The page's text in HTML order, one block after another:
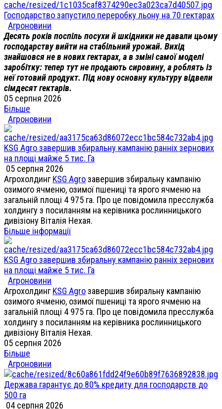
Господарство запустило переробку льону на 70 гектарах
Агроновини
Десять років поспіль посухи й шкідники не давали цьому
господарству вийти на стабільний урожай. Вихід
знайшовся не в нових гектарах, а в зміні самої моделі
заробітку: тепер тут не продають сировину, а роблять із
неї готовий продукт. Під нову основну культуру відвели
сімдесят гектарів.
05 серпня 2026
Більше
Агроновини
KSG Agro завершив збиральну кампанію ранніх зернових
на площі майже 5 тис. Га
05 серпня 2026
АгрохолдингKSG Agroзавершив збиральну кампанію
озимого ячменю, озимої пшениці та ярого ячменю на
загальній площі 4 975 га. Про це повідомила пресслужба
холдингу з посиланням на керівника рослинницького
дивізіону Віталія Нехая.
Більше інформації
KSG Agro завершив збиральну кампанію ранніх зернових
на площі майже 5 тис. Га
Агроновини
АгрохолдингKSG Agroзавершив збиральну кампанію
озимого ячменю, озимої пшениці та ярого ячменю на
загальній площі 4 975 га. Про це повідомила пресслужба
холдингу з посиланням на керівника рослинницького
дивізіону Віталія Нехая.
05 серпня 2026
Більше
Агроновини
Держава гарантує до 80% кредиту для господарств до
500 га
04 серпня 2026